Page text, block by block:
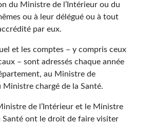
du Ministre de l’Intérieur ou du
ou à leur délégué ou à tout
par eux.
et les comptes – y compris ceux
– sont adressés chaque année
au Ministre de
Ministre chargé de la Santé.
de l’Intérieur et le Ministre
Santé ont le droit de faire visiter